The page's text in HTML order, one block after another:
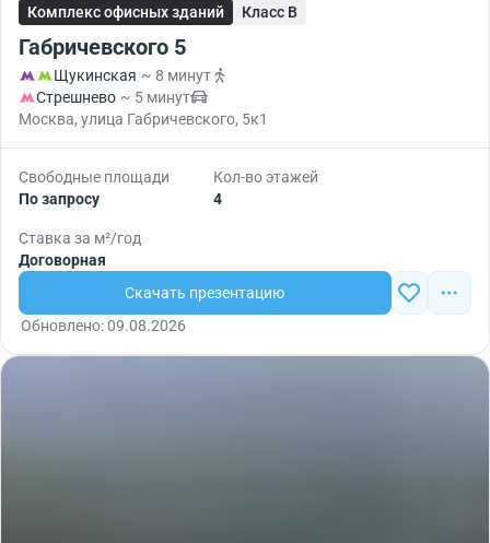
Комплекс офисных зданий Класс B
Габричевского 5
Щукинская ~ 8 минут
Стрешнево ~ 5 минут
Москва, улица Габричевского, 5к1
Свободные площади
По запросу
Кол-во этажей
4
Ставка за м²/год
Договорная
Скачать презентацию
Обновлено: 09.08.2026